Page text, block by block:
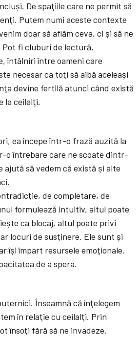
De spaţiile care ne permit să
Putem numi aceste contexte
doar să aflăm ceva, ci și să ne
fi cluburi de lectură,
întâlniri între oameni care
necesar ca toţi să aibă aceleași
devine fertilă atunci când există
la ceilalţi.
ea începe într-o frază auzită la
o întrebare care ne scoate dintr-
să vedem că există și alte
de completare, de
formulează intuitiv, altul poate
ca blocaj, altul poate privi
locuri de susţinere. Ele sunt și
își împart resursele emoţionale.
de a spera.
Înseamnă că înţelegem
în relaţie cu ceilalţi. Prin
însoţi fără să ne invadeze.